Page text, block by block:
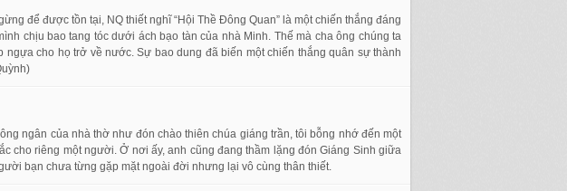
để được tồn tại, NQ thiết nghĩ “Hội Thề Đông Quan” là một chiến thắng đáng
chịu bao tang tóc dưới ách bạo tàn của nhà Minh. Thế mà cha ông chúng ta
cho họ trở về nước. Sự bao dung đã biến một chiến thắng quân sự thành
ngân của nhà thờ như đón chào thiên chúa giáng trần, tôi bỗng nhớ đến một
cho riêng một người. Ở nơi ấy, anh cũng đang thầm lặng đón Giáng Sinh giữa
bạn chưa từng gặp mặt ngoài đời nhưng lại vô cùng thân thiết.